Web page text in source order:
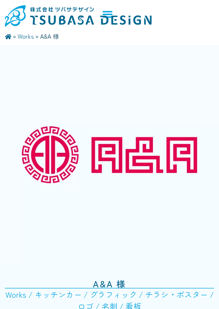
» Works » A&A 様
A&A 様
Works / キッチンカー / グラフィック / チラシ・ポスター /
ロゴ / 名刺 / 看板